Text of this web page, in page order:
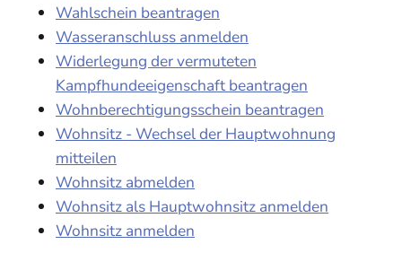
Wahlschein beantragen
Wasseranschluss anmelden
Widerlegung der vermuteten
Kampfhundeeigenschaft beantragen
Wohnberechtigungsschein beantragen
Wohnsitz - Wechsel der Hauptwohnung
mitteilen
Wohnsitz abmelden
Wohnsitz als Hauptwohnsitz anmelden
Wohnsitz anmelden